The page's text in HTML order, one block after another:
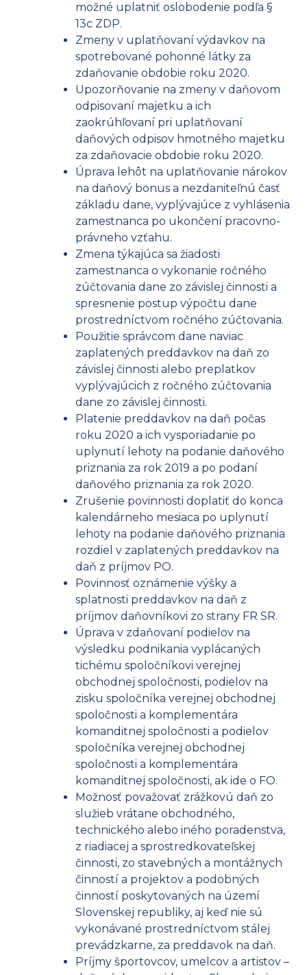
možné uplatniť oslobodenie podľa §
13c ZDP.
Zmeny v uplatňovaní výdavkov na
spotrebované pohonné látky za
zdaňovanie obdobie roku 2020.
Upozorňovanie na zmeny v daňovom
odpisovaní majetku a ich
zaokrúhľovaní pri uplatňovaní
daňových odpisov hmotného majetku
za zdaňovacie obdobie roku 2020.
Úprava lehôt na uplatňovanie nárokov
na daňový bonus a nezdaniteľnú časť
základu dane, vyplývajúce z vyhlásenia
zamestnanca po ukončení pracovno-
právneho vzťahu.
Zmena týkajúca sa žiadosti
zamestnanca o vykonanie ročného
zúčtovania dane zo závislej činnosti a
spresnenie postup výpočtu dane
prostredníctvom ročného zúčtovania.
Použitie správcom dane naviac
zaplatených preddavkov na daň zo
závislej činnosti alebo preplatkov
vyplývajúcich z ročného zúčtovania
dane zo závislej činnosti.
Platenie preddavkov na daň počas
roku 2020 a ich vysporiadanie po
uplynutí lehoty na podanie daňového
priznania za rok 2019 a po podaní
daňového priznania za rok 2020.
Zrušenie povinnosti doplatiť do konca
kalendárneho mesiaca po uplynutí
lehoty na podanie daňového priznania
rozdiel v zaplatených preddavkov na
daň z príjmov PO.
Povinnosť oznámenie výšky a
splatnosti preddavkov na daň z
príjmov daňovníkovi zo strany FR SR.
Úprava v zdaňovaní podielov na
výsledku podnikania vyplácaných
tichému spoločníkovi verejnej
obchodnej spoločnosti, podielov na
zisku spoločníka verejnej obchodnej
spoločnosti a komplementára
komanditnej spoločnosti a podielov
spoločníka verejnej obchodnej
spoločnosti a komplementára
komanditnej spoločnosti, ak ide o FO.
Možnosť považovať zrážkovú daň zo
služieb vrátane obchodného,
technického alebo iného poradenstva,
z riadiacej a sprostredkovateľskej
činnosti, zo stavebných a montážnych
činností a projektov a podobných
činností poskytovaných na území
Slovenskej republiky, aj keď nie sú
vykonávané prostredníctvom stálej
prevádzkarne, za preddavok na daň.
Príjmy športovcov, umelcov a artistov –